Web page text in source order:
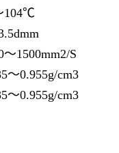
104℃
～1500mm2/S
～0.955g/cm3
～0.955g/cm3